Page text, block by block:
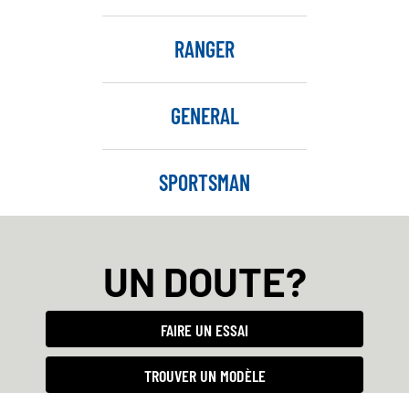
RANGER
GENERAL
SPORTSMAN
UN DOUTE?
FAIRE UN ESSAI
TROUVER UN MODÈLE